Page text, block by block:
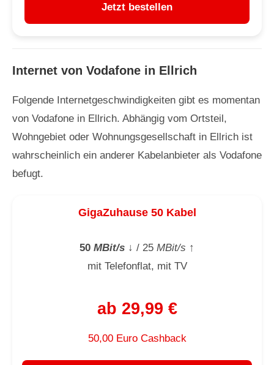
Jetzt bestellen
Internet von Vodafone in Ellrich
Folgende Internetgeschwindigkeiten gibt es momentan
von Vodafone in Ellrich. Abhängig vom Ortsteil,
Wohngebiet oder Wohnungsgesellschaft in Ellrich ist
wahrscheinlich ein anderer Kabelanbieter als Vodafone
befugt.
GigaZuhause 50 Kabel
50 MBit/s ↓ / 25 MBit/s ↑
mit Telefonflat, mit TV
ab 29,99 €
50,00 Euro Cashback